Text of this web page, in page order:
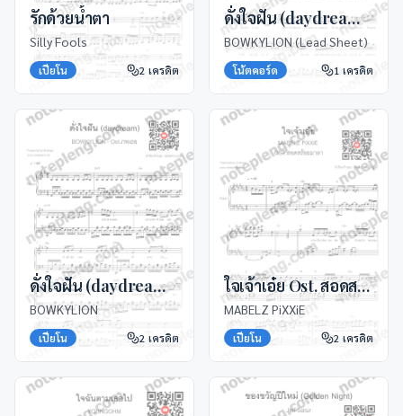
รักด้วยน้ำตา
Silly Fools
เปียโน 2 เครดิต
ดั่งใจฝัน (daydream) Ost. ภพเธอ
BOWKYLION (Lead Sheet)
โน้ตคอร์ด 1 เครดิต
ดั่งใจฝัน (daydream) Ost. ภพเธอ
BOWKYLION
เปียโน 2 เครดิต
ใจเจ้าเอ๋ย Ost. สอดสร้อยมาลา
MABELZ PiXXiE
เปียโน 2 เครดิต